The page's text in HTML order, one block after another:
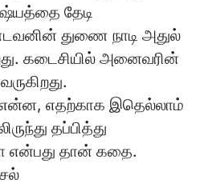
தேடி
துணை நாடி அதுல்
கடைசியில் அனைவரின்
எதற்காக இதெல்லாம்
தப்பித்து
என்பது தான் கதை.